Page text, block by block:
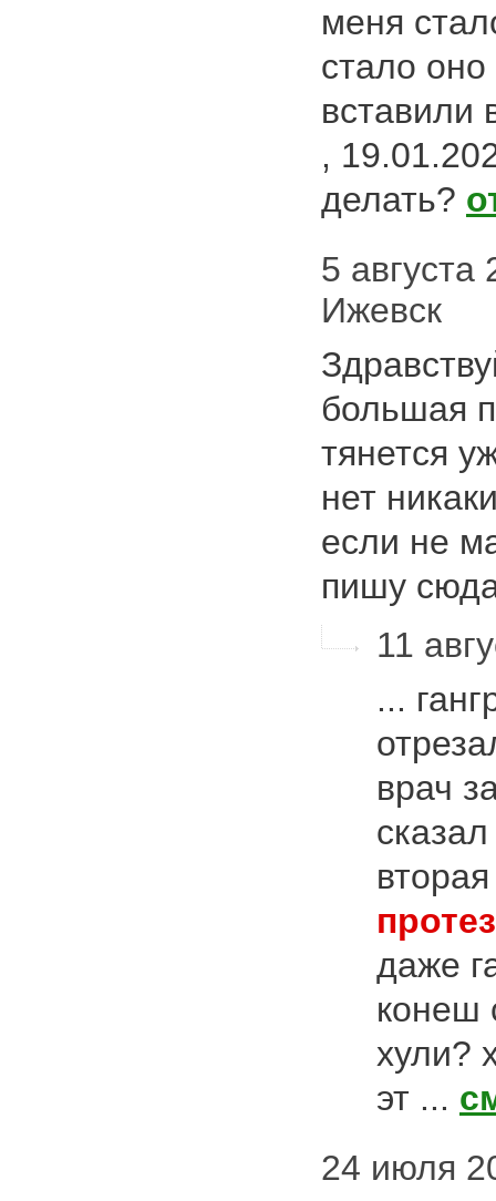
меня
стало
вставили
,
делать?
5 августа
Ижевск
большая
тянется
нет
если не
пишу
11
...
врач
протез
даже
конеш
хули?
эт ...
24 июля